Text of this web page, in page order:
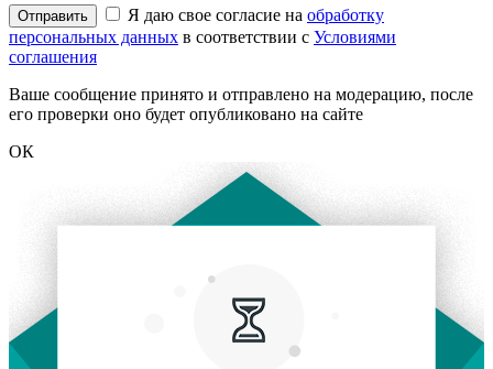
Отправить Я даю свое согласие на обработку
персональных данных в соответствии с Условиями
соглашения
Ваше сообщение принято и отправлено на модерацию, после
его проверки оно будет опубликовано на сайте
ОК